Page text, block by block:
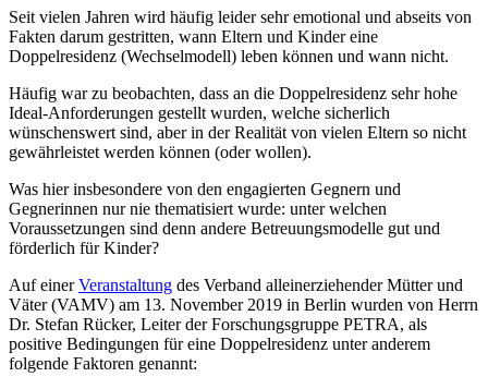
Seit vielen Jahren wird häufig leider sehr emotional und abseits von
Fakten darum gestritten, wann Eltern und Kinder eine
Doppelresidenz (Wechselmodell) leben können und wann nicht.
Häufig war zu beobachten, dass an die Doppelresidenz sehr hohe
Ideal-Anforderungen gestellt wurden, welche sicherlich
wünschenswert sind, aber in der Realität von vielen Eltern so nicht
gewährleistet werden können (oder wollen).
Was hier insbesondere von den engagierten Gegnern und
Gegnerinnen nur nie thematisiert wurde: unter welchen
Voraussetzungen sind denn andere Betreuungsmodelle gut und
förderlich für Kinder?
Auf einerVeranstaltung des Verband alleinerziehender Mütter und
Väter (VAMV) am 13. November 2019 in Berlin wurden von Herrn
Dr. Stefan Rücker, Leiter der Forschungsgruppe PETRA, als
positive Bedingungen für eine Doppelresidenz unter anderem
folgende Faktoren genannt: